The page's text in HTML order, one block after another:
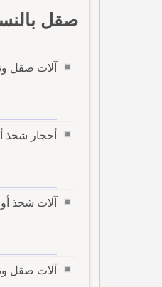
صقل
آلات صقل
أحجار شحذ
آلات شحذ
آلات صقل